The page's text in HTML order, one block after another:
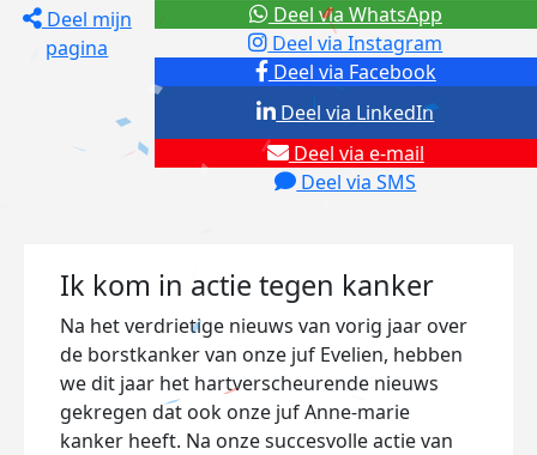
Deel mijn
pagina
Deel via Facebook
Deel via Instagram
Deel via e-mail
Deel via SMS
Deel via LinkedIn
Deel via WhatsApp
Ik kom in actie tegen kanker
Na het verdrietige nieuws van vorig jaar over
de borstkanker van onze juf Evelien, hebben
we dit jaar het hartverscheurende nieuws
gekregen dat ook onze juf Anne-marie
kanker heeft. Na onze succesvolle actie van